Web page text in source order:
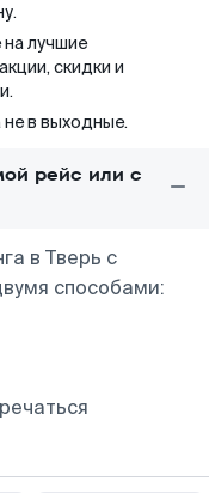
лучшие
скидки и
не в выходные.
рейс или с
в Тверь с
способами: